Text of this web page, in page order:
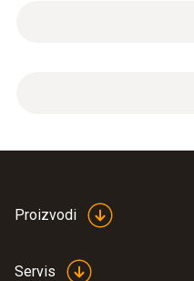
ISO certifikat o
Proizvodi
Servis